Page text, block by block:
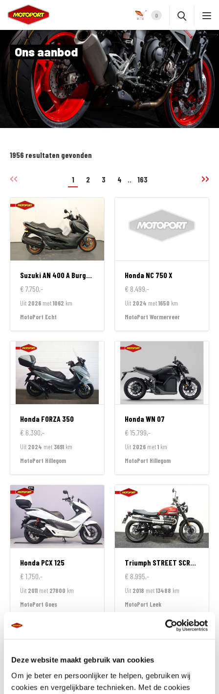
Deze website maakt gebruik van cookies
Om je beter en persoonlijker te helpen, gebruiken wij
cookies en vergelijkbare technieken. Met de cookies
0
Ons aanbod
1956 resultaten gevonden
1 2 3 4 .. 163
SuzukiAN 400 A Burgman
€ 7.750,-
Uit 2026 met1062 km
MotoPort Echt
Honda NC 750 X
€ 8.499,-
Uit 2024 met1650 km
MotoPort Wormerveer
Honda FORZA 350
€ 6.390,-
Uit 2024 met 3691 km
MotoPort Hillegom
HondaWN 07
€ 15.799,-
Uit 2026 met1 km
MotoPort Hillegom
Honda PCX 125
€ 1.750,-
Uit 2011 met 27800 km
MotoPort Goes
Triumph STREET SCRAMBLER 900
€ 8.995,-
Uit 2018 met13488 km
MotoPort Leek